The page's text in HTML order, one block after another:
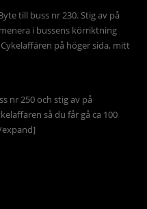
till buss nr 230. Stig av på
i bussens körriktning
på höger sida, mitt
nr 250 och stig av på
så du får gå ca 100